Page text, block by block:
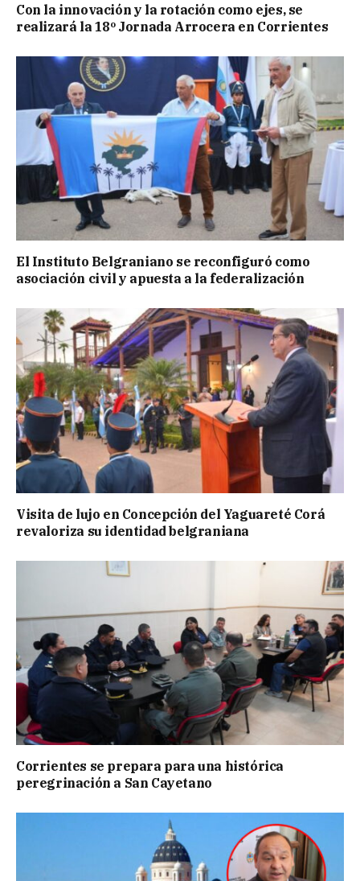
Con la innovación y la rotación como ejes, se
realizará la 18º Jornada Arrocera en Corrientes
El Instituto Belgraniano se reconfiguró como
asociación civil y apuesta a la federalización
Visita de lujo en Concepción del Yaguareté Corá
revaloriza su identidad belgraniana
Corrientes se prepara para una histórica
peregrinación a San Cayetano